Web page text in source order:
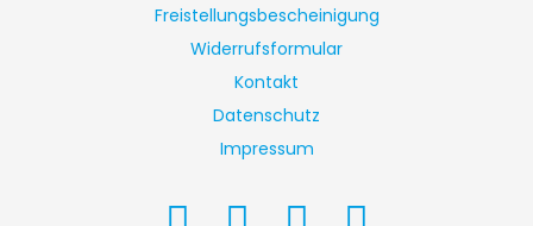
Freistellungsbescheinigung
Widerrufsformular
Kontakt
Datenschutz
Impressum